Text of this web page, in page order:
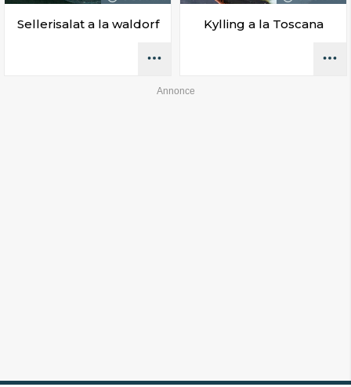
Sellerisalat a la waldorf Kylling a la Toscana